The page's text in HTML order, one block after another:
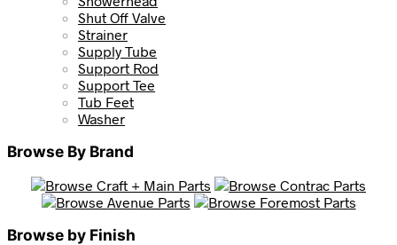
Shut Off Valve
Strainer
Supply Tube
Support Rod
Support Tee
Tub Feet
Washer
Browse By Brand
Browse by Finish